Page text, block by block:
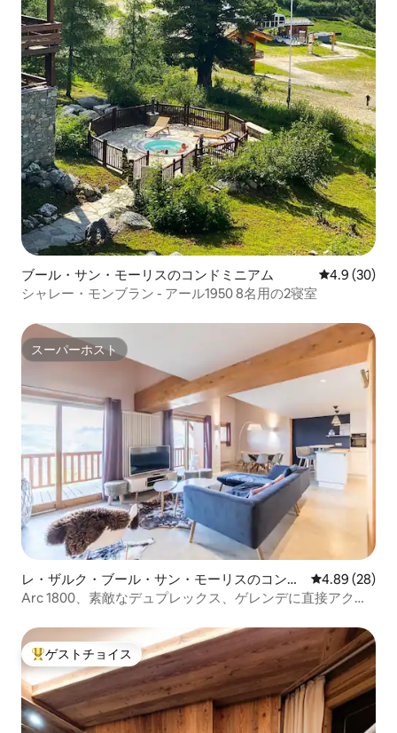
ブール・サン・モーリスのコンドミニアム レビュー30
4.9 (30)
シャレー・モンブラン - アール1950 8名用の2寝室
スーパーホスト
スーパーホスト
レ・ザルク・ブール・サン・モーリスのコンド
ミニアム
レビュー28
4.89 (28)
Arc 1800、素敵なデュプレックス、ゲレンデに直接アクセ
大好評のゲストチョイスです。
ゲストチョイス